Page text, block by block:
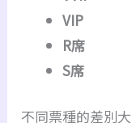
VIP
R席
S席
不同票種的差別